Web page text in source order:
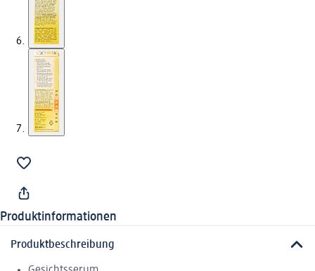
Produktinformationen
Produktbeschreibung